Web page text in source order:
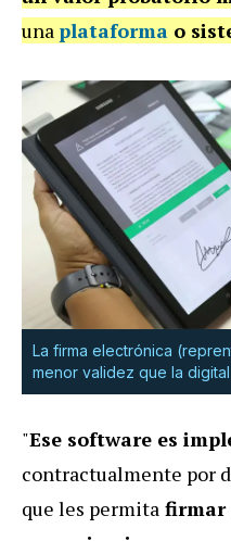
unaplataforma o
La firma electrónica
menor validez que la digital
"Ese software es
contractualmente por
que les permita firmar